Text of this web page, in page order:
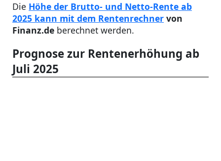
Die Höhe der Brutto- und Netto-Rente ab
2025 kann mit dem Rentenrechner von
Finanz.de berechnet werden.
Prognose zur Rentenerhöhung ab
Juli 2025